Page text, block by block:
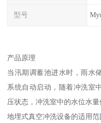
型号
产品原理
当汛期调蓄池进水时，雨水
系统自动启动，随着冲洗室
压状态，冲洗室中的水位水量
地埋式真空冲洗设备的适用范